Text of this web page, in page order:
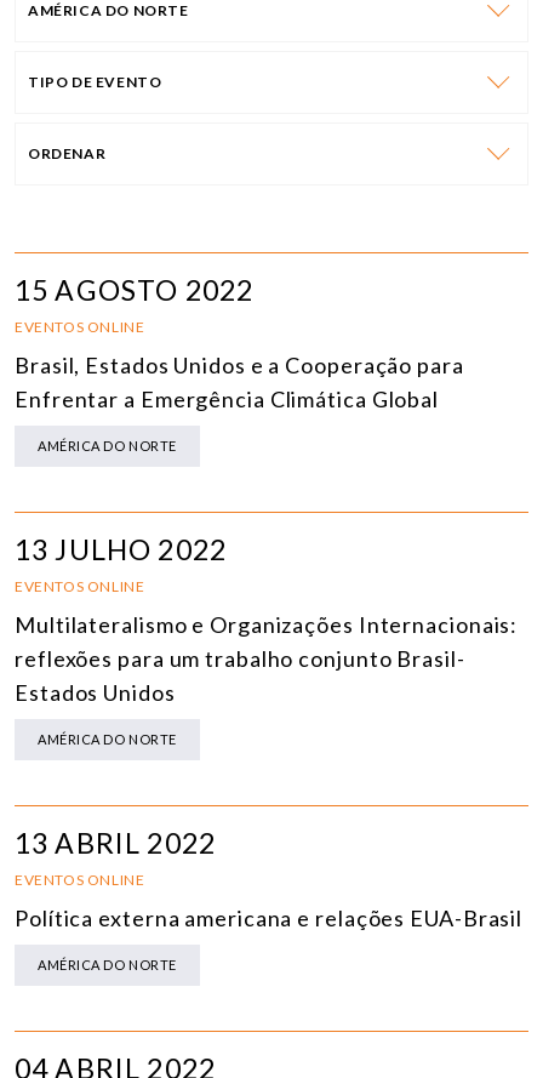
AMÉRICA DO NORTE
TIPO DE EVENTO
ORDENAR
15 AGOSTO 2022
EVENTOS ONLINE
Brasil, Estados Unidos e a Cooperação para
Enfrentar a Emergência Climática Global
AMÉRICA DO NORTE
13 JULHO 2022
EVENTOS ONLINE
Multilateralismo e Organizações Internacionais:
reflexões para um trabalho conjunto Brasil-
Estados Unidos
AMÉRICA DO NORTE
13 ABRIL 2022
EVENTOS ONLINE
Política externa americana e relações EUA-Brasil
AMÉRICA DO NORTE
04 ABRIL 2022